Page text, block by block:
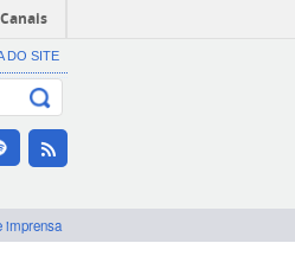
Canais
DO SITE
imprensa